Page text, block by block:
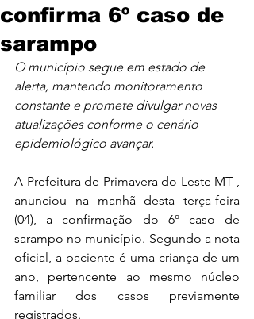
confirma 6º caso de
sarampo
O município segue em estado de
alerta, mantendo monitoramento
constante e promete divulgar novas
atualizações conforme o cenário
epidemiológico avançar.
A Prefeitura de Primavera do Leste MT ,
anunciou na manhã desta terça-feira
(04), a confirmação do 6º caso de
sarampo no município. Segundo a nota
oficial, a paciente é uma criança de um
ano, pertencente ao mesmo núcleo
familiar dos casos previamente
registrados.